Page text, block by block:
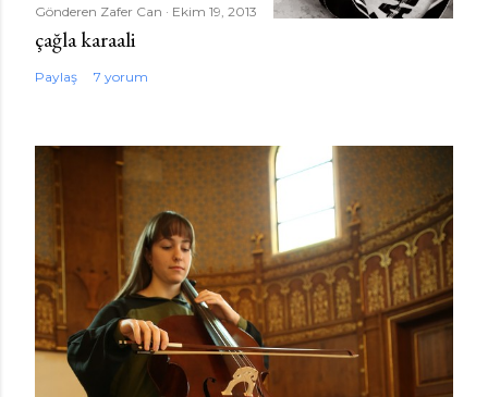
Gönderen Zafer Can Ekim 19, 2013
çağla karaali
Paylaş 7 yorum